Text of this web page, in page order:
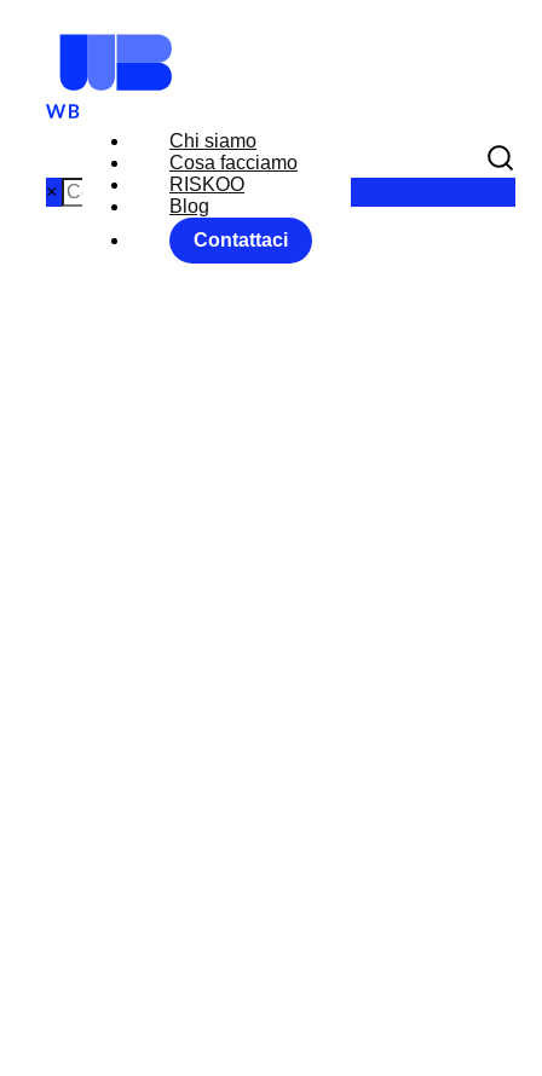
Chi siamo
Cosa facciamo
RISKOO
Blog
Contattaci
×
TRUMP